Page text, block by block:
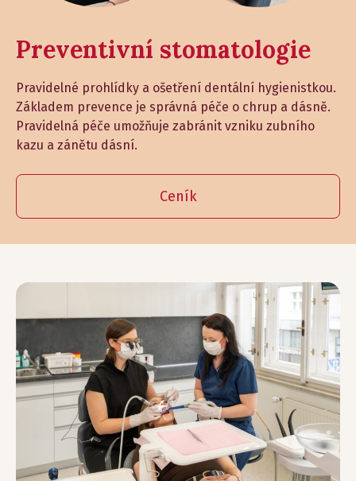
Preventivní stomatologie
Pravidelné prohlídky a ošetření dentální hygienistkou.
Základem prevence je správná péče o chrup a dásně.
Pravidelná péče umožňuje zabránit vzniku zubního
kazu a zánětu dásní.
Ceník